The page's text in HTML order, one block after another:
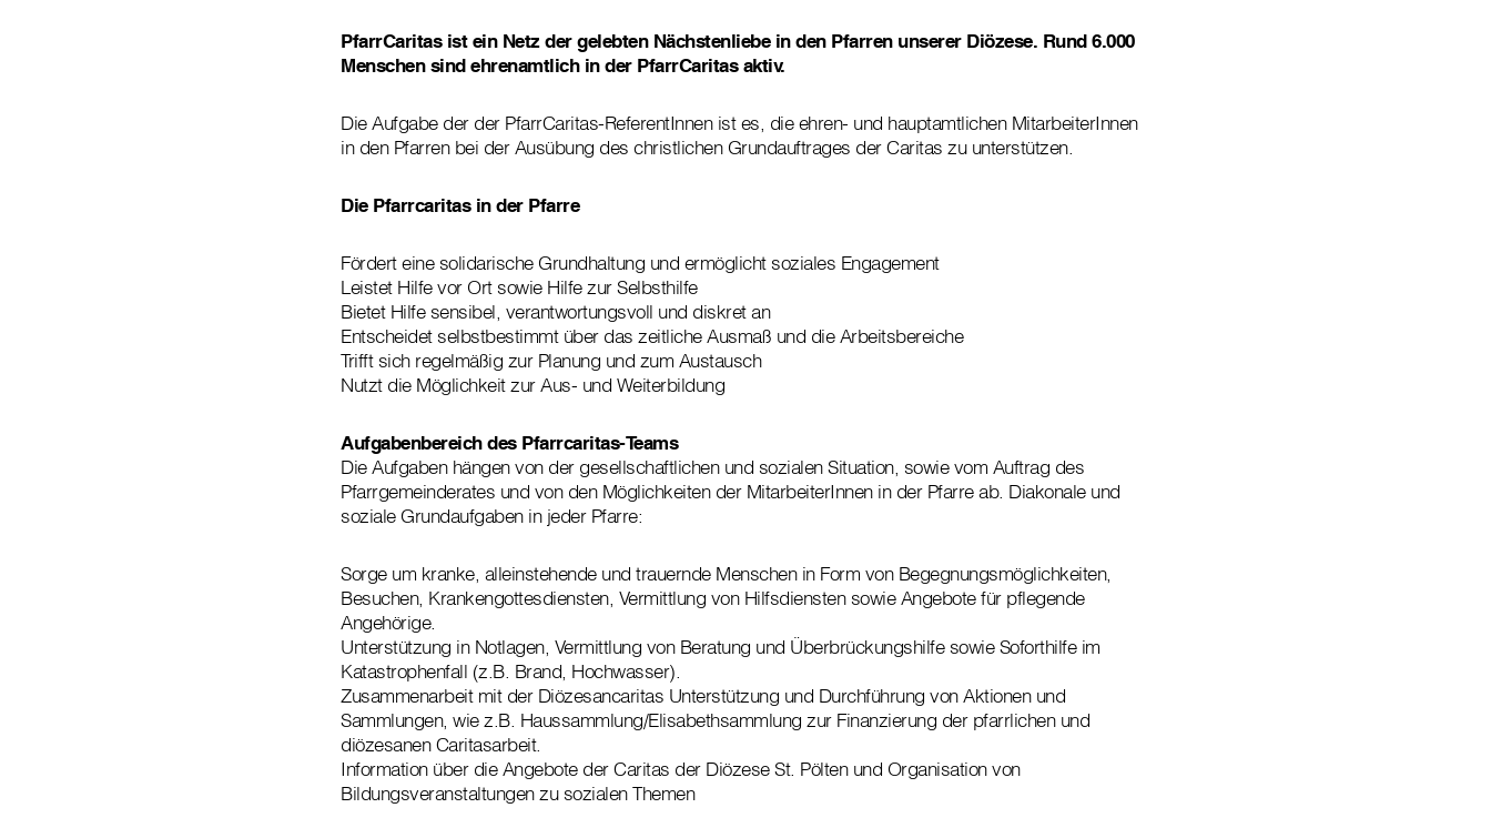
PfarrCaritas ist ein Netz der gelebten Nächstenliebe in den Pfarren unserer Diözese. Rund 6.000
Menschen sind ehrenamtlich in der PfarrCaritas aktiv.
Die Aufgabe der der PfarrCaritas-ReferentInnen ist es, die ehren- und hauptamtlichen MitarbeiterInnen
in den Pfarren bei der Ausübung des christlichen Grundauftrages der Caritas zu unterstützen.
Die Pfarrcaritas in der Pfarre
Fördert eine solidarische Grundhaltung und ermöglicht soziales Engagement
Leistet Hilfe vor Ort sowie Hilfe zur Selbsthilfe
Bietet Hilfe sensibel, verantwortungsvoll und diskret an
Entscheidet selbstbestimmt über das zeitliche Ausmaß und die Arbeitsbereiche
Trifft sich regelmäßig zur Planung und zum Austausch
Nutzt die Möglichkeit zur Aus- und Weiterbildung
Aufgabenbereich des Pfarrcaritas-Teams
Die Aufgaben hängen von der gesellschaftlichen und sozialen Situation, sowie vom Auftrag des
Pfarrgemeinderates und von den Möglichkeiten der MitarbeiterInnen in der Pfarre ab. Diakonale und
soziale Grundaufgaben in jeder Pfarre:
Sorge um kranke, alleinstehende und trauernde Menschen in Form von Begegnungsmöglichkeiten,
Besuchen, Krankengottesdiensten, Vermittlung von Hilfsdiensten sowie Angebote für pflegende
Angehörige.
Unterstützung in Notlagen, Vermittlung von Beratung und Überbrückungshilfe sowie Soforthilfe im
Katastrophenfall (z.B. Brand, Hochwasser).
Zusammenarbeit mit der Diözesancaritas Unterstützung und Durchführung von Aktionen und
Sammlungen, wie z.B. Haussammlung/Elisabethsammlung zur Finanzierung der pfarrlichen und
diözesanen Caritasarbeit.
Information über die Angebote der Caritas der Diözese St. Pölten und Organisation von
Bildungsveranstaltungen zu sozialen Themen